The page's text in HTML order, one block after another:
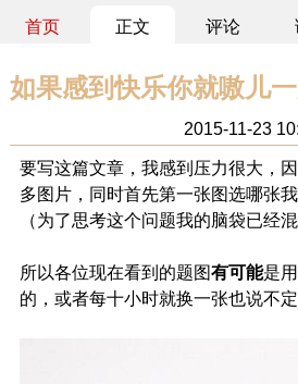
首页 正文 评论
如果感到快乐你就嗷儿
2015-11-23
要写这篇文章，我感到压力很大，
多图片，同时首先第一张图选哪张我
（为了思考这个问题我的脑袋已经混
所以各位现在看到的题图有可能是
的，或者每十小时就换一张也说不定